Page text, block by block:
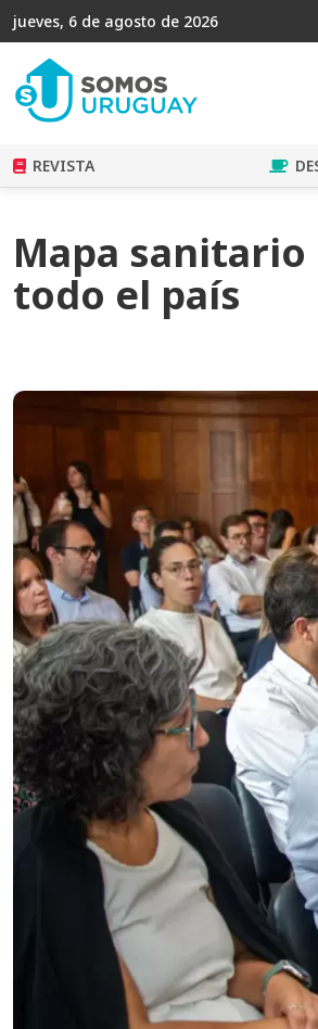
jueves, 6 de agosto de 2026
REVISTA
Mapa
todo el país